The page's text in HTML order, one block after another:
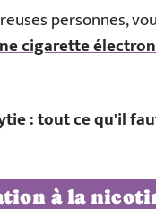
personnes,
cigarette
: tout ce qu'il
à la